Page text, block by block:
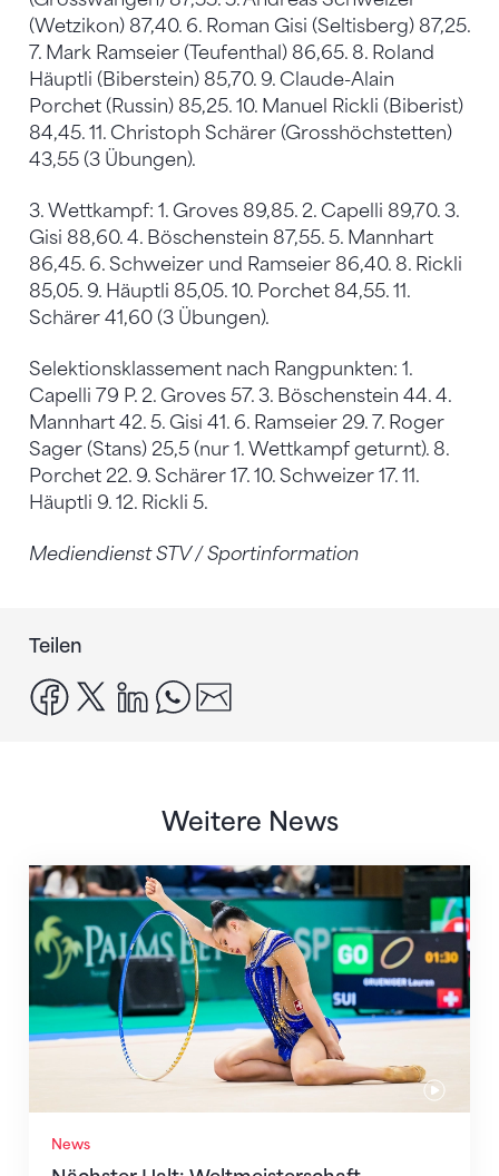
(Wetzikon) 87,40. 6. Roman Gisi (Seltisberg) 87,25.
7. Mark Ramseier (Teufenthal) 86,65. 8. Roland
Häuptli (Biberstein) 85,70. 9. Claude-Alain
Porchet (Russin) 85,25. 10. Manuel Rickli (Biberist)
84,45. 11. Christoph Schärer (Grosshöchstetten)
43,55 (3 Übungen).
3. Wettkampf: 1. Groves 89,85. 2. Capelli 89,70. 3.
Gisi 88,60. 4. Böschenstein 87,55. 5. Mannhart
86,45. 6. Schweizer und Ramseier 86,40. 8. Rickli
85,05. 9. Häuptli 85,05. 10. Porchet 84,55. 11.
Schärer 41,60 (3 Übungen).
Selektionsklassement nach Rangpunkten: 1.
Capelli 79 P. 2. Groves 57. 3. Böschenstein 44. 4.
Mannhart 42. 5. Gisi 41. 6. Ramseier 29. 7. Roger
Sager (Stans) 25,5 (nur 1. Wettkampf geturnt). 8.
Porchet 22. 9. Schärer 17. 10. Schweizer 17. 11.
Häuptli 9. 12. Rickli 5.
Mediendienst STV / Sportinformation
Teilen
facebook
x linkedinwhatsapp
Weitere News
News
Nächster Halt: Weltmeisterschaft